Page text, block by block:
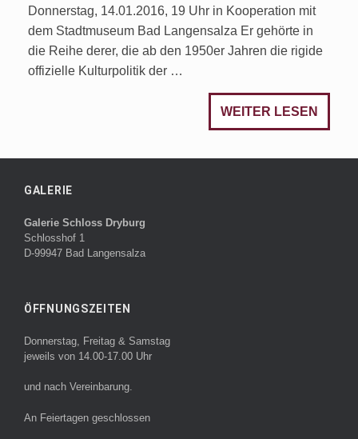
Donnerstag, 14.01.2016, 19 Uhr in Kooperation mit
dem Stadtmuseum Bad Langensalza Er gehörte in
die Reihe derer, die ab den 1950er Jahren die rigide
offizielle Kulturpolitik der …
WEITER LESEN
GALERIE
Galerie Schloss Dryburg
Schlosshof 1
D-99947 Bad Langensalza
ÖFFNUNGSZEITEN
Donnerstag, Freitag & Samstag
jeweils von 14.00-17.00 Uhr
und nach Vereinbarung.
An Feiertagen geschlossen